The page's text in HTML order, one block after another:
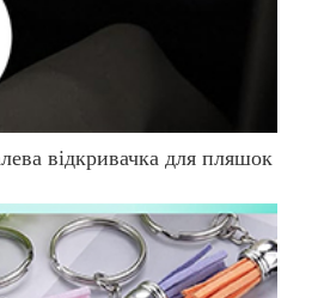
відкривачка для пляшок